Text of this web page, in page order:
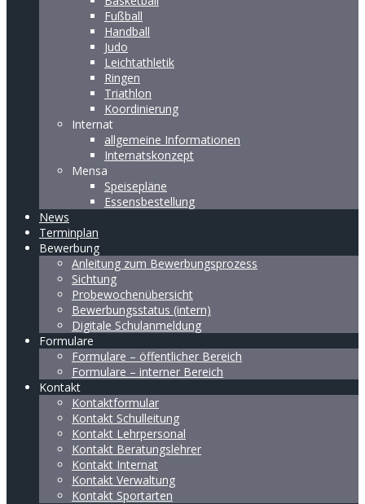
Fußball
Handball
Judo
Leichtathletik
Ringen
Triathlon
Koordinierung
Internat
allgemeine Informationen
Internatskonzept
Mensa
Speisepläne
Essensbestellung
News
Terminplan
Bewerbung
Anleitung zum Bewerbungsprozess
Sichtung
Probewochenübersicht
Bewerbungsstatus (intern)
Digitale Schulanmeldung
Formulare
Formulare – öffentlicher Bereich
Formulare – interner Bereich
Kontakt
Kontaktformular
Kontakt Schulleitung
Kontakt Lehrpersonal
Kontakt Beratungslehrer
Kontakt Internat
Kontakt Verwaltung
Kontakt Sportarten